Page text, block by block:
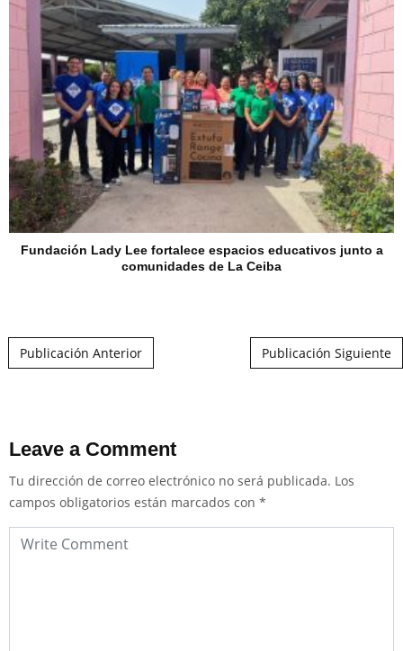
Fundación Lady Lee fortalece espacios educativos junto a
comunidades de La Ceiba
Publicación Anterior Publicación Siguiente
Leave a Comment
Tu dirección de correo electrónico no será publicada. Los
campos obligatorios están marcados con *